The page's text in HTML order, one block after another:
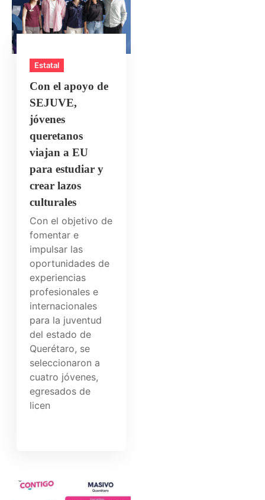
Estatal
Con el apoyo de
SEJUVE,
jóvenes
queretanos
viajan a EU
para estudiar y
crear lazos
culturales
Con el objetivo de
fomentar e
impulsar las
oportunidades de
experiencias
profesionales e
internacionales
para la juventud
del estado de
Querétaro, se
seleccionaron a
cuatro jóvenes,
egresados de
licen